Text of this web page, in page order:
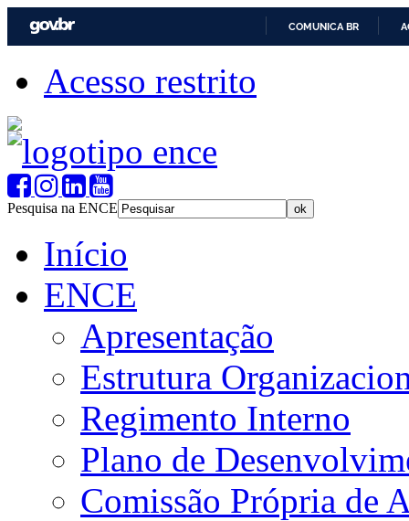
COMUNICA BR
Acesso restrito
Pesquisa na ENCE
Início
ENCE
Apresentação
Estrutura
Regimento Interno
Plano de
Comissão Própria de